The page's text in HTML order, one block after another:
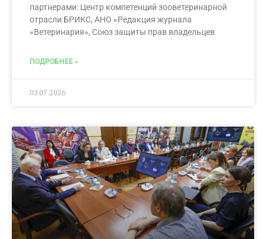
партнерами: Центр компетенций зооветеринарной
отрасли БРИКС, АНО «Редакция журнала
«Ветеринария», Союз защиты прав владельцев
ПОДРОБНЕЕ »
03.07.2026